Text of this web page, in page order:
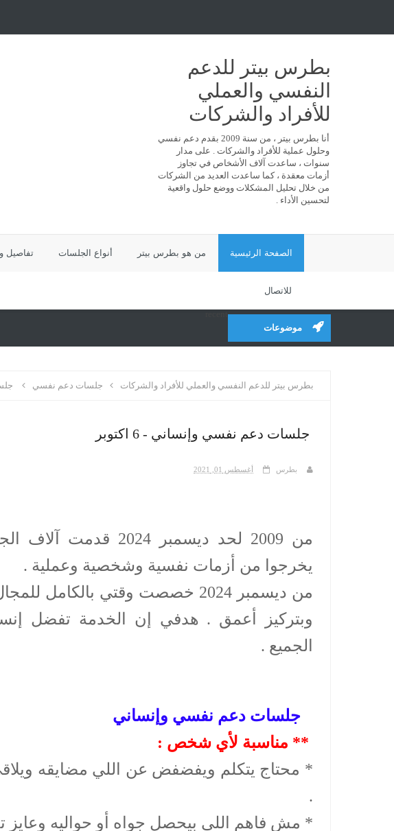
بطرس بيتر للدعم
النفسي والعملي
للأفراد والشركات
أنا بطرس بيتر ، من سنة 2009 بقدم دعم نفسي
وحلول عملية للأفراد والشركات . على مدار
سنوات ، ساعدت آلاف الأشخاص في تجاوز
أزمات معقدة ، كما ساعدت العديد من الشركات
من خلال تحليل المشكلات ووضع حلول واقعية
لتحسين الأداء .
الصفحة الرئيسية من هو بطرس بيتر أنواع الجلسات تفاصيل
للاتصال
موضوعات
بطرس بيتر للدعم النفسي والعملي للأفراد والشركات جلسات دعم نفسي
جلسات دعم نفسي وإنساني - 6 اكتوبر
بطرس أغسطس 01, 2021
من 2009 لحد ديسمبر
يخرجوا من أزمات نفسية وشخصية وعملية .
من ديسمبر 2024 خصصت وقتي
وبتركيز أعمق . هدفي إن الخدمة تفضل
الجميع .
جلسات دعم نفسي وإنساني
** مناسبة لأي شخص :
* محتاج يتكلم ويفضفض عن اللي مضايقه
.
* مش فاهم اللي بيحصل جواه أو حواليه وعايز